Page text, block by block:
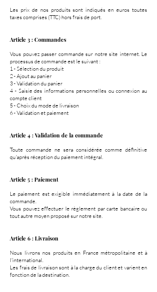
Les prix de nos produits sont indiqués en euros toutes
taxes comprises (TTC) hors frais de port.
Article 3 : Commandes
Vous pouvez passer commande sur notre site internet. Le
processus de commande est le suivant :
1 - Sélection du produit
2 - Ajout au panier
3 - Validation du panier
4 - Saisie des informations personnelles ou connexion au
compte client
5 - Choix du mode de livraison
6 - Validation et paiement
Article 4 : Validation de la commande
Toute commande ne sera considérée comme définitive
qu'après réception du paiement intégral.
Article 5 : Paiement
Le paiement est exigible immédiatement à la date de la
commande.
Vous pouvez effectuer le règlement par carte bancaire ou
tout autre moyen proposé sur notre site.
Article 6 : Livraison
Nous livrons nos produits en France métropolitaine et à
l'international.
Les frais de livraison sont à la charge du client et varient en
fonction de la destination.